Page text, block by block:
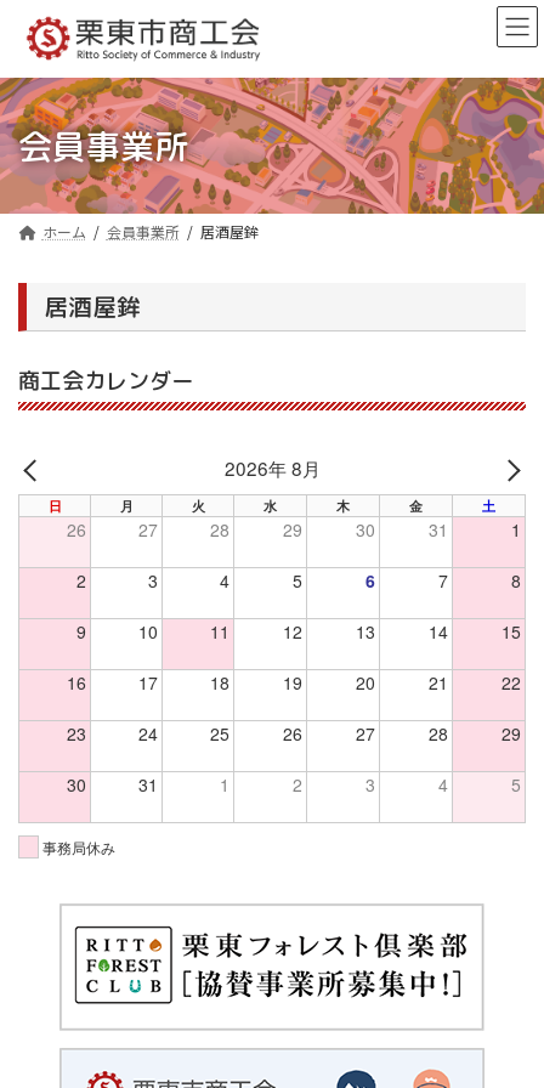
ン
ツ
へ
ス
キ
ッ
ー
シ
ョ
ン
に
移
会員事業所
ホーム 会員事業所 居酒屋鉾
居酒屋鉾
商工会カレンダー
PREV
2026年 8月
日 月 火 水 木 金 土
26 27 28 29 30 31 1
2 3 4 5 6 7 8
9 10 11 12 13 14 15
16 17 18 19 20 21 22
23 24 25 26 27 28 29
30 31 1 2 3 4 5
事務局休み